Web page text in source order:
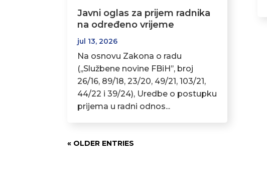
Javni oglas za prijem radnika
na određeno vrijeme
jul 13, 2026
Na osnovu Zakona o radu
(,,Službene novine FBiH’’, broj
26/16, 89/18, 23/20, 49/21, 103/21,
44/22 i 39/24), Uredbe o postupku
prijema u radni odnos...
« OLDER ENTRIES